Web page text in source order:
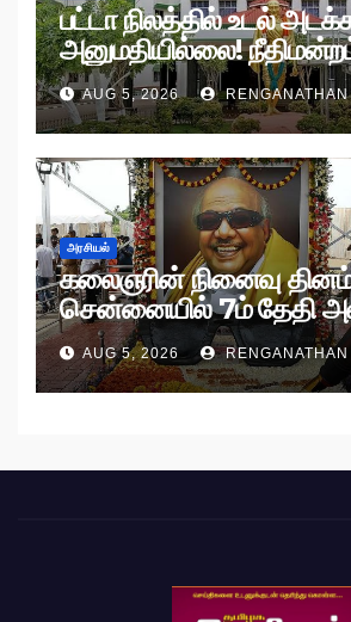
பட்டா நிலத்தில் உடல்
அனுமதியில்லை!
உத்தரவு!
AUG 5, 2026 RENGANATHAN
அரசியல்
கலைஞரின் நினைவு
சென்னையில் 7ம் தேதி
பேரணி!
AUG 5, 2026 RENGANATHAN